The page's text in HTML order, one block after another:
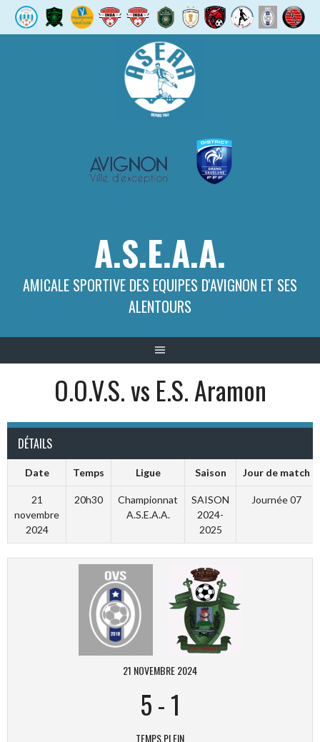
A.S.E.A.A.
AMICALE SPORTIVE DES EQUIPES D'AVIGNON ET SES
ALENTOURS
O.O.V.S. vs E.S. Aramon
DÉTAILS
Date Temps Ligue Saison Jour de match
21
novembre
2024
20h30
Championnat
A.S.E.A.A.
SAISON
2024-
2025
Journée 07
21 NOVEMBRE 2024
5-1
TEMPS PLEIN